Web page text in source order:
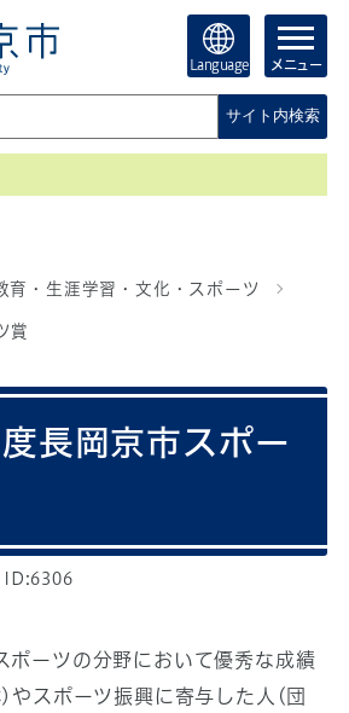
Language メニュー
サイト内検索
育・生涯学習・文化・スポーツ
賞
長岡京市スポー
ID:6306
ポーツの分野において優秀な成績
やスポーツ振興に寄与した人(団